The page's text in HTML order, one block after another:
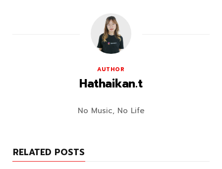
AUTHOR
Hathaikan.t
No Music, No Life
RELATED POSTS